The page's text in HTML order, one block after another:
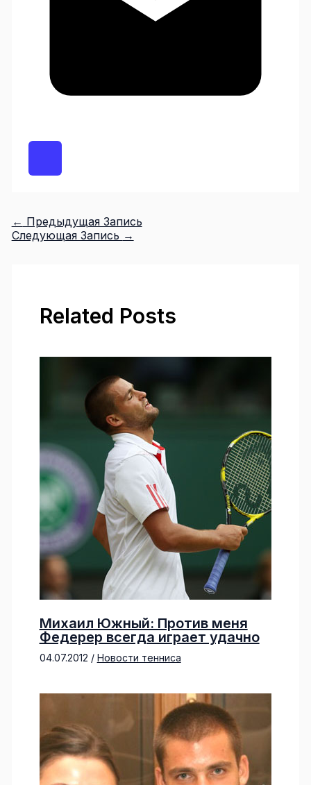
← Предыдущая Запись
Следующая Запись →
Related Posts
Михаил Южный: Против меня
Федерер всегда играет удачно
04.07.2012 / Новости тенниса